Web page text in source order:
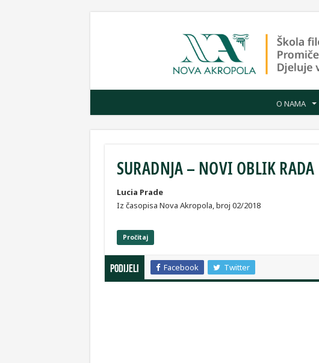
O NAMA
SURADNJA – NOVI OBLIK RADA
Lucia Prade
Iz časopisa Nova Akropola, broj 02/2018
Pročitaj
Podijeli Facebook Twitter